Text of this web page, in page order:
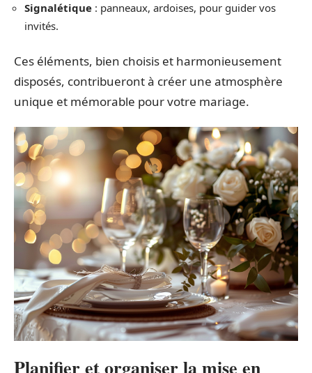
Signalétique : panneaux, ardoises, pour guider vos
invités.
Ces éléments, bien choisis et harmonieusement
disposés, contribueront à créer une atmosphère
unique et mémorable pour votre mariage.
Planifier et organiser la mise en